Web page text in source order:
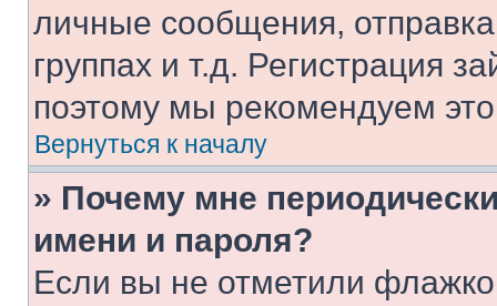
личные сообщения,
группах и т.д. Регистрация
поэтому мы рекомендуем
Вернуться к началу
» Почему мне
имени и пароля?
Если вы не отметили